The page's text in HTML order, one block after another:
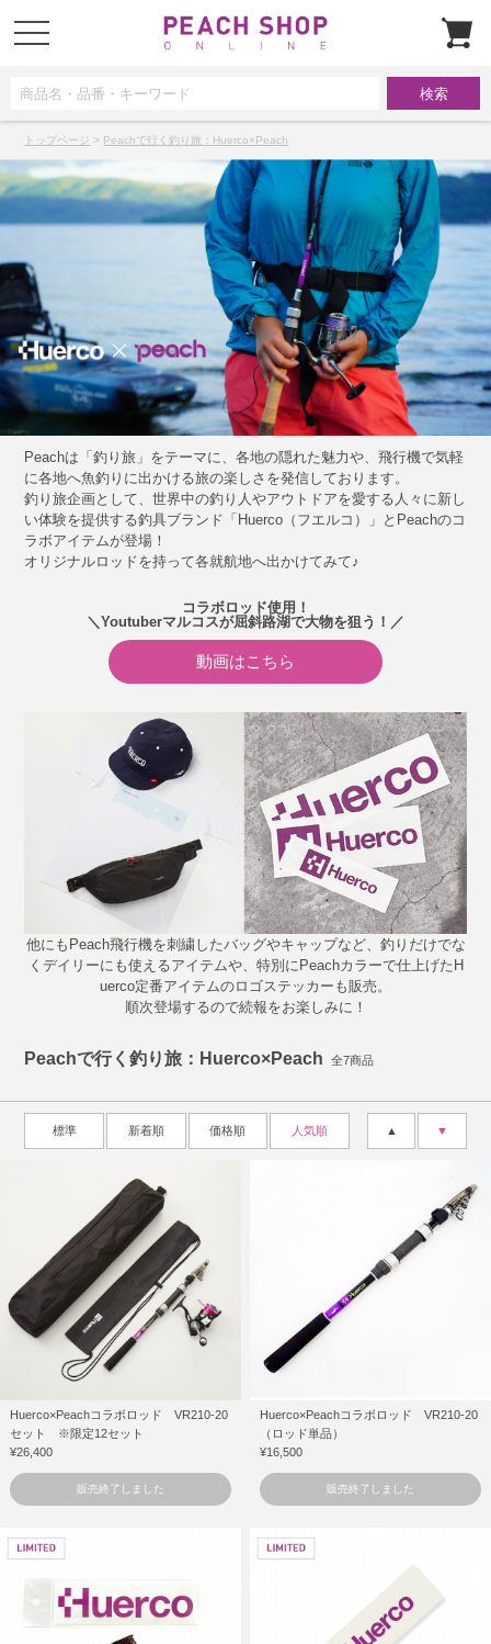
t
o
a
i
a
t
o
トップページ > Peachで行く釣り旅：Huerco×Peach
Peachは「釣り旅」をテーマに、各地の隠れた魅力や、飛行機で気軽
に各地へ魚釣りに出かける旅の楽しさを発信しております。
釣り旅企画として、世界中の釣り人やアウトドアを愛する人々に新し
い体験を提供する釣具ブランド「Huerco（フエルコ）」とPeachのコ
ラボアイテムが登場！
オリジナルロッドを持って各就航地へ出かけてみて♪
コラボロッド使用！
＼Youtuberマルコスが屈斜路湖で大物を狙う！／
動画はこちら
他にもPeach飛行機を刺繍したバッグやキャップなど、釣りだけでな
くデイリーにも使えるアイテムや、特別にPeachカラーで仕上げたH
uerco定番アイテムのロゴステッカーも販売。
順次登場するので続報をお楽しみに！
Peachで行く釣り旅：Huerco×Peach 全7商品
標準 新着順 価格順 人気順 ▼
▲
Huerco×Peachコラボロッド VR210-20
セット ※限定12セット
¥26,400
販売終了しました
Huerco×Peachコラボロッド VR210-20
（ロッド単品）
¥16,500
販売終了しました